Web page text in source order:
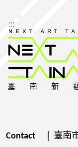
:::
Contact | 臺南